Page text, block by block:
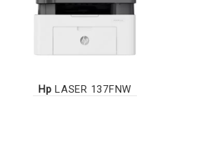
Hp LASER 137FNW